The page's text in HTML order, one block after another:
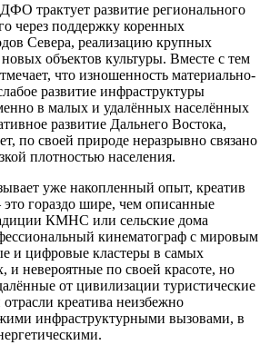
трактует развитие регионального
через поддержку коренных
Севера, реализацию крупных
объектов культуры. Вместе с тем
что изношенность материально-
развитие инфраструктуры
в малых и удалённых населённых
развитие Дальнего Востока,
по своей природе неразрывно связано
плотностью населения.
уже накопленный опыт, креатив
гораздо шире, чем описанные
КМНС или сельские дома
кинематограф с мировым
и цифровые кластеры в самых
и невероятные по своей красоте, но
от цивилизации туристические
креатива неизбежно
инфраструктурными вызовами, в